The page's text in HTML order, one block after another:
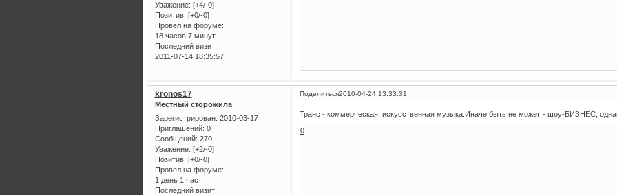
Уважение: [+4/-0]
Позитив: [+0/-0]
Провел на форуме:
18 часов 7 минут
Последний визит:
2011-07-14 18:35:57
Поделиться2010-04-24 13:33:31
kronos17
Местный сторожила
Зарегистрирован: 2010-03-17
Приглашений: 0
Сообщений: 270
Уважение: [+2/-0]
Позитив: [+0/-0]
Провел на форуме:
1 день 1 час
Последний визит:
Транс - коммерческая, искусственная музыка.Иначе быть не может - шоу-БИЗНЕС,
0